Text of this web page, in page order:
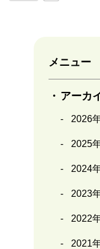
メニュー
アーカ
2026
2025
2024
2023
2022
2021